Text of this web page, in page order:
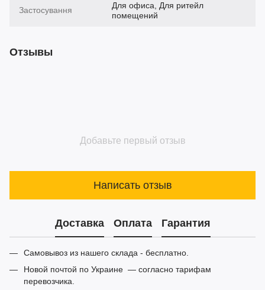
Застосування
Для офиса, Для ритейл
помещений
Отзывы
Добавьте первый отзыв
Написать отзыв
Доставка Оплата Гарантия
Самовывоз из нашего склада - бесплатно.
Новой почтой по Украине — согласно тарифам
перевозчика.